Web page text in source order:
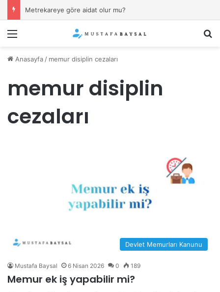
Metrekareye göre aidat olur mu?
Menü
Anasayfa / memur disiplin cezaları
memur disiplin
cezaları
Devlet Memurları Kanunu
Mustafa Baysal 6 Nisan 2026 0 189
Memur ek iş yapabilir mi?